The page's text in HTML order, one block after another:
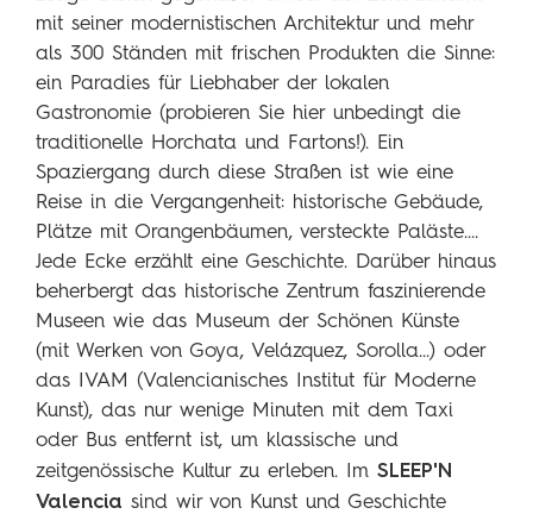
mit seiner modernistischen Architektur und mehr
als 300 Ständen mit frischen Produkten die Sinne:
ein Paradies für Liebhaber der lokalen
Gastronomie (probieren Sie hier unbedingt die
traditionelle Horchata und Fartons!). Ein
Spaziergang durch diese Straßen ist wie eine
Reise in die Vergangenheit: historische Gebäude,
Plätze mit Orangenbäumen, versteckte Paläste....
Jede Ecke erzählt eine Geschichte. Darüber hinaus
beherbergt das historische Zentrum faszinierende
Museen wie das Museum der Schönen Künste
(mit Werken von Goya, Velázquez, Sorolla...) oder
das IVAM (Valencianisches Institut für Moderne
Kunst), das nur wenige Minuten mit dem Taxi
oder Bus entfernt ist, um klassische und
zeitgenössische Kultur zu erleben. Im SLEEP'N
Valencia sind wir von Kunst und Geschichte